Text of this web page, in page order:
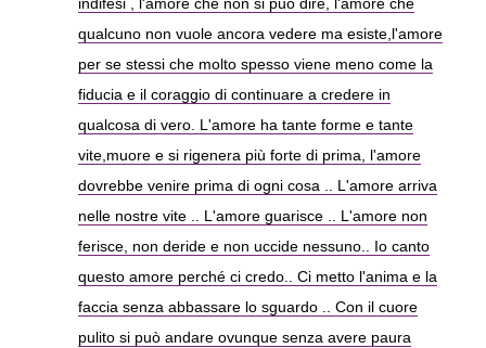
qualcuno non vuole ancora vedere ma esiste,l'amore
per se stessi che molto spesso viene meno come la
fiducia e il coraggio di continuare a credere in
qualcosa di vero. L'amore ha tante forme e tante
vite,muore e si rigenera più forte di prima, l'amore
dovrebbe venire prima di ogni cosa .. L'amore arriva
nelle nostre vite .. L'amore guarisce .. L'amore non
ferisce, non deride e non uccide nessuno.. Io canto
questo amore perché ci credo.. Ci metto l'anima e la
faccia senza abbassare lo sguardo .. Con il cuore
pulito si può andare ovunque senza avere paura